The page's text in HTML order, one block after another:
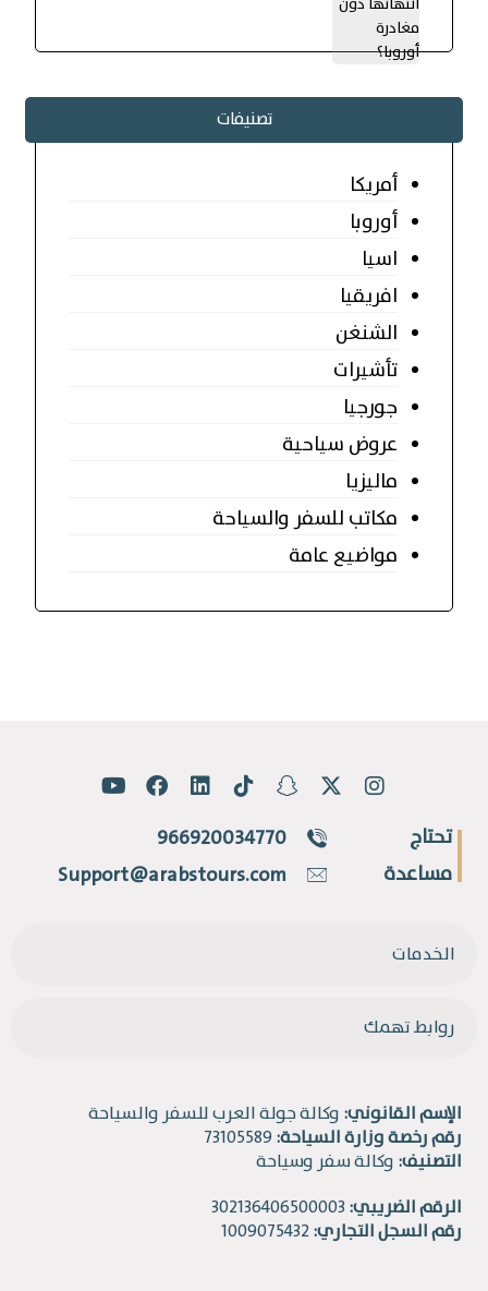
تصنيفات
أمريكا
أوروبا
اسيا
افريقيا
الشنغن
تأشيرات
جورجيا
عروض سياحية
ماليزيا
مكاتب للسفر والسياحة
مواضيع عامة
تحتاج
مساعدة
966920034770
Support@arabstours.com
الخدمات
روابط تهمك
الإسم القانوني: وكالة جولة العرب للسفر والسياحة
رقم رخصة وزارة السياحة:
التصنيف: وكالة سفر وسياحة
الرقم الضريبي:
رقم السجل التجاري: